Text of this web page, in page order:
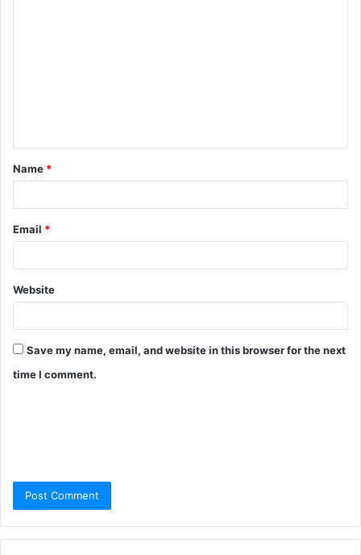
Name *
Email *
Website
Save my name, email, and website in this browser for the next
time I comment.